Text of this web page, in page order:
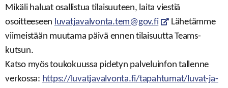
Mikäli haluat osallistua tilaisuuteen, laita viestiä
osoitteeseen luvatjavalvonta.tem@gov.fi linkki avautuu
Lähetämme
viimeistään muutama päivä ennen tilaisuutta Teams-
kutsun.
Katso myös toukokuussa pidetyn palveluinfon tallenne
verkossa: https://luvatjavalvonta.fi/tapahtumat/luvat-ja-